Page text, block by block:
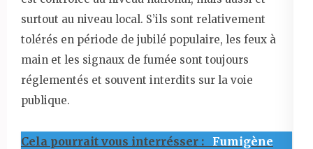
surtout au niveau local. S’ils sont relativement
tolérés en période de jubilé populaire, les feux à
main et les signaux de fumée sont toujours
réglementés et souvent interdits sur la voie
publique.
Cela pourrait vous interrésser :
Fumigène